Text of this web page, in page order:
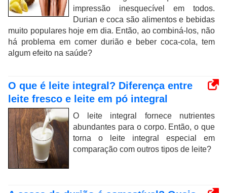
impressão inesquecível em todos.
Durian e coca são alimentos e bebidas
muito populares hoje em dia. Então, ao combiná-los, não
há problema em comer durião e beber coca-cola, tem
algum efeito na saúde?
O que é leite integral? Diferença entre
leite fresco e leite em pó integral
O leite integral fornece nutrientes
abundantes para o corpo. Então, o que
torna o leite integral especial em
comparação com outros tipos de leite?